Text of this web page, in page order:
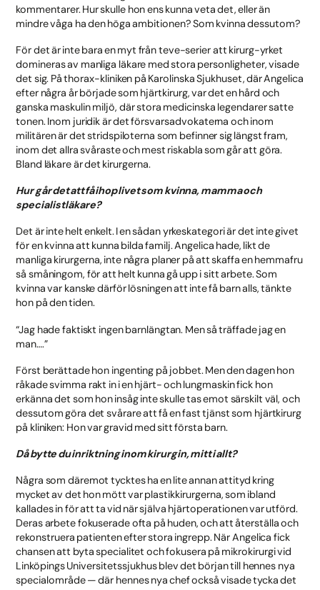
kommentarer. Hur skulle hon ens kunna veta det, eller än
mindre våga ha den höga ambitionen? Som kvinna dessutom?
För det är inte bara en myt från teve-serier att kirurg-yrket
domineras av manliga läkare med stora personligheter, visade
det sig. På thorax-kliniken på Karolinska Sjukhuset, där Angelica
efter några år började som hjärtkirurg, var det en hård och
ganska maskulin miljö, där stora medicinska legendarer satte
tonen. Inom juridik är det försvarsadvokaterna och inom
militären är det stridspiloterna som befinner sig längst fram,
inom det allra svåraste och mest riskabla som går att göra.
Bland läkare är det kirurgerna.
Hur går det att få ihop livet som kvinna, mamma och
specialistläkare?
Det är inte helt enkelt. I en sådan yrkeskategori är det inte givet
för en kvinna att kunna bilda familj. Angelica hade, likt de
manliga kirurgerna, inte några planer på att skaffa en hemmafru
så småningom, för att helt kunna gå upp i sitt arbete. Som
kvinna var kanske därför lösningen att inte få barn alls, tänkte
hon på den tiden.
“Jag hade faktiskt ingen barnlängtan. Men så träffade jag en
man….”
Först berättade hon ingenting på jobbet. Men den dagen hon
råkade svimma rakt in i en hjärt- och lungmaskin fick hon
erkänna det som hon insåg inte skulle tas emot särskilt väl, och
dessutom göra det svårare att få en fast tjänst som hjärtkirurg
på kliniken: Hon var gravid med sitt första barn.
Då bytte du inriktning inom kirurgin, mitt i allt?
Några som däremot tycktes ha en lite annan attityd kring
mycket av det hon mött var plastikkirurgerna, som ibland
kallades in för att ta vid när själva hjärtoperationen var utförd.
Deras arbete fokuserade ofta på huden, och att återställa och
rekonstruera patienten efter stora ingrepp. När Angelica fick
chansen att byta specialitet och fokusera på mikrokirurgi vid
Linköpings Universitetssjukhus blev det början till hennes nya
specialområde — där hennes nya chef också visade tycka det